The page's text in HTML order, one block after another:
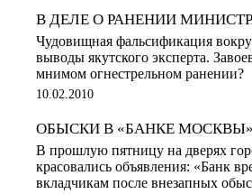
В ДЕЛЕ О РАНЕНИИ
Чудовищная фальсификация
выводы якутского эксперта.
мнимом огнестрельном ранении?
10.02.2010
ОБЫСКИ В «БАНКЕ
В прошлую пятницу на дверях
красовались объявления: «Банк
вкладчикам после внезапных